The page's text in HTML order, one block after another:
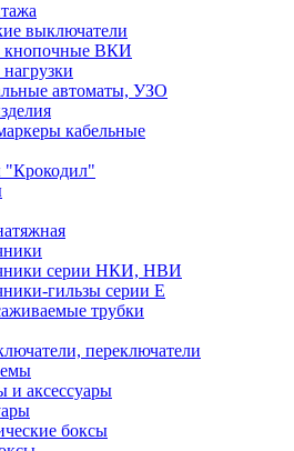
выключатели
кнопочные ВКИ
автоматы, УЗО
кабельные
серии НКИ, НВИ
гильзы серии Е
трубки
переключатели
аксессуары
боксы